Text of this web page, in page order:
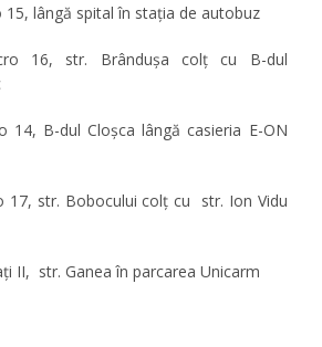
15, lângă spital în stația de autobuz
16, str. Brândușa colț cu B-dul
14, B-dul Cloșca lângă casieria E-ON
17, str. Bobocului colț cu str. Ion Vidu
II, str. Ganea în parcarea Unicarm